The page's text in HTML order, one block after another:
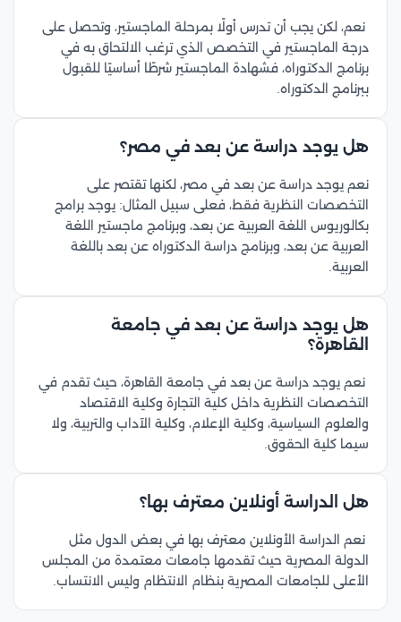
نعم، لكن يجب أن تدرس أولًا بمرحلة الماجستير، وتحصل على
درجة الماجستير في التخصص الذي ترغب الالتحاق به في
برنامج الدكتوراه، فشهادة الماجستير شرطًا أساسيًا للقبول
ببرنامج الدكتوراه.
هل يوجد دراسة عن بعد في مصر؟
نعم يوجد دراسة عن بعد في مصر، لكنها تقتصر على
التخصصات النظرية فقط، فعلى سبيل المثال: يوجد برامج
بكالوريوس اللغة العربية عن بعد، وبرنامج ماجستير اللغة
العربية عن بعد، وبرنامج دراسة الدكتوراه عن بعد باللغة
العربية.
هل يوجد دراسة عن بعد في جامعة
القاهرة؟
نعم يوجد دراسة عن بعد في جامعة القاهرة، حيث تقدم في
التخصصات النظرية داخل كلية التجارة وكلية الاقتصاد
والعلوم السياسية، وكلية الإعلام، وكلية الآداب والتربية، ولا
سيما كلية الحقوق.
هل الدراسة أونلاين معترف بها؟
نعم الدراسة الأونلاين معترف بها في بعض الدول مثل
الدولة المصرية حيث تقدمها جامعات معتمدة من المجلس
الأعلى للجامعات المصرية بنظام الانتظام وليس الانتساب.